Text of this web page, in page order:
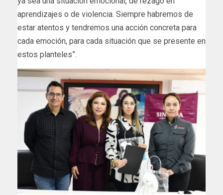
aprendizajes o de violencia. Siempre habremos de
estar atentos y tendremos una acción concreta para
cada emoción, para cada situación que se presente en
estos planteles”.